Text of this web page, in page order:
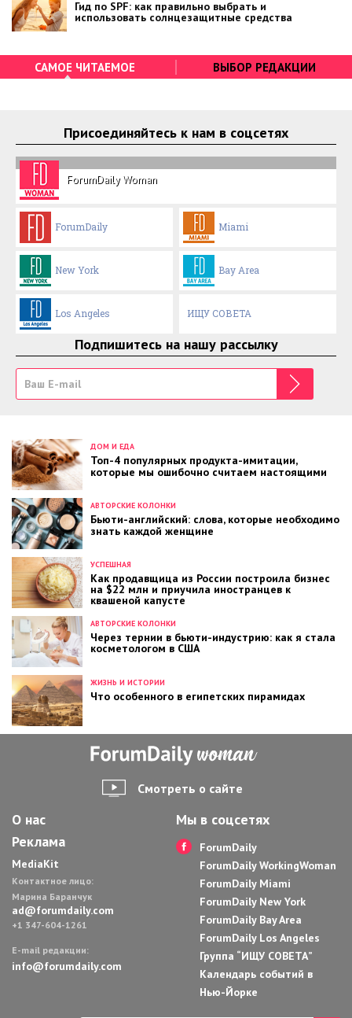
Гид по SPF: как правильно выбрать и
использовать солнцезащитные средства
САМОЕ ЧИТАЕМОЕ ВЫБОР РЕДАКЦИИ
Присоединяйтесь к нам в соцсетях
ForumDaily Woman
ForumDaily Miami
New York Bay Area
Los Angeles ИЩУ СОВЕТА
Подпишитесь на нашу рассылку
ДОМ И ЕДА
Топ-4 популярных продукта-имитации,
которые мы ошибочно считаем настоящими
АВТОРСКИЕ КОЛОНКИ
Бьюти-английский: слова, которые необходимо
знать каждой женщине
АВТОРСКИЕ КОЛОНКИ
Через тернии в бьюти-индустрию: как я стала
косметологом в США
УСПЕШНАЯ
Как продавщица из России построила бизнес
на $22 млн и приучила иностранцев к
квашеной капусте
ЖИЗНЬ И ИСТОРИИ
Что особенного в египетских пирамидах
Смотреть о сайте
О нас
Реклама
MediaKit
Контактное лицо:
Марина Баранчук
ad@forumdaily.com
+1 347-604-1261
E-mail редакции:
info@forumdaily.com
Мы в соцсетях
ForumDaily
ForumDaily WorkingWoman
ForumDaily Miami
ForumDaily New York
ForumDaily Bay Area
ForumDaily Los Angeles
Группа “ИЩУ СОВЕТА”
Календарь событий в
Нью-Йорке